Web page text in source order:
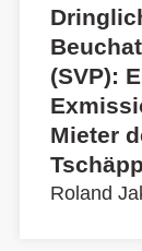
(SVP):
Mieter
Roland